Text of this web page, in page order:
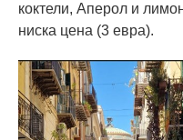
коктели, Аперол и
ниска цена (3 евра).